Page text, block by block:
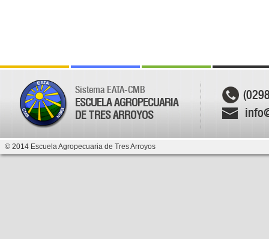
Sistema EATA-CMB
ESCUELA AGROPECUARIA
DE TRES ARROYOS
© 2014 Escuela Agropecuaria de Tres Arroyos